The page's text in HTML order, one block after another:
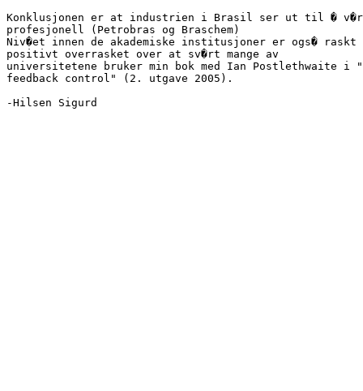
Konklusjonen er at industrien i Brasil ser ut til �
profesjonell (Petrobras og Braschem)
Niv�et innen de akademiske institusjoner er ogs�
positivt overrasket over at sv�rt mange av
universitetene bruker min bok med Ian Postlethwaite
feedback control" (2. utgave 2005).
-Hilsen Sigurd